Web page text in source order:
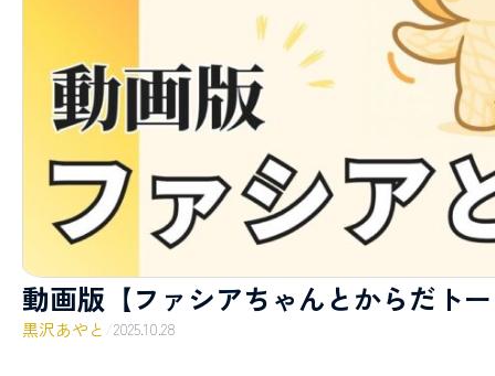
動画版【ファシアちゃんとからだト
黒沢あやと 2025.10.28